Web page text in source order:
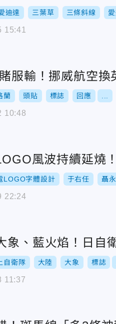
迪達 三葉草 三條斜線
15:41
服輸！挪威航空
蘭 頭貼 標誌 回應
10:48
風波持續延燒
LOGO字體設計 于右任 聶
22:24
象、藍火焰！日
自衛隊 大陸 大象 標誌
11:37